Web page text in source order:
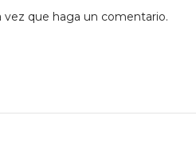
vez que haga un comentario.